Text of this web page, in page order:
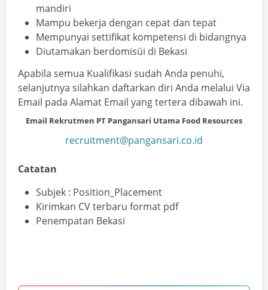
mandiri
Mampu bekerja dengan cepat dan tepat
Mempunyai settifikat kompetensi di bidangnya
Diutamakan berdomisüi di Bekasi
Apabila semua Kualifikasi sudah Anda penuhi,
selanjutnya silahkan daftarkan diri Anda melalui Via
Email pada Alamat Email yang tertera dibawah ini.
Email Rekrutmen PT Pangansari Utama Food Resources
recruitment@pangansari.co.id
Catatan
Subjek : Position_Placement
Kirimkan CV terbaru format pdf
Penempatan Bekasi